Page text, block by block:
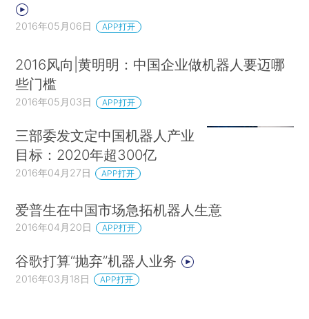
2016年05月06日 APP打开
2016风向|黄明明：中国企业做机器人要迈哪
些门槛
2016年05月03日 APP打开
三部委发文定中国机器人产业
目标：2020年超300亿
2016年04月27日 APP打开
爱普生在中国市场急拓机器人生意
2016年04月20日 APP打开
谷歌打算“抛弃”机器人业务
2016年03月18日 APP打开